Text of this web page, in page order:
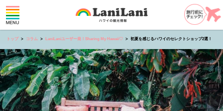
トップ コラム LaniLaniユーザー発！Sharing My Hawaii♡ 初夏を感じるハワイのセレクトショップ2選！